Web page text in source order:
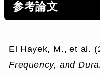
参考論文
El Hayek, M., et al.
Frequency, and